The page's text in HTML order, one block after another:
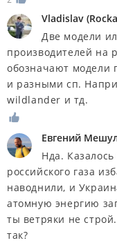
Vladislav (
Две модели
производителей на
обозначают модели
и разными сп.
wildlander и тд.
Евгений
Нда.
российского газа
наводнили, и
атомную энергию
ты ветряки не
так?